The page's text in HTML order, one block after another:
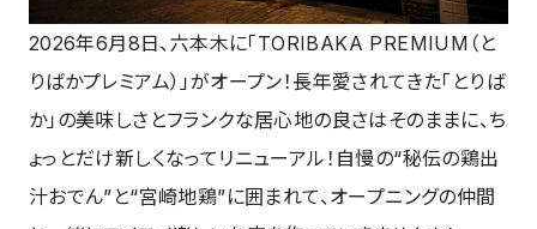
2026年6月8日、六本木に「TORIBAKA PREMIUM（と
りばかプレミアム）」がオープン！長年愛されてきた「とりば
か」の美味しさとフランクな居心地の良さはそのままに、ち
ょっとだけ新しくなってリニューアル！自慢の“秘伝の鶏出
汁おでん”と“宮崎地鶏”に囲まれて、オープニングの仲間